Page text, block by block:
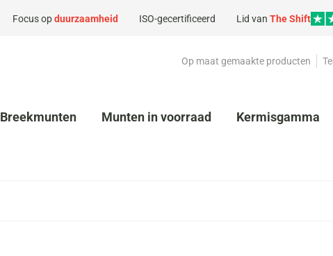
Focus opduurzaamheid ISO-gecertificeerd Lid van The Shift
Op maat gemaakte producten
Breekmunten Munten in voorraad Kermisgamma